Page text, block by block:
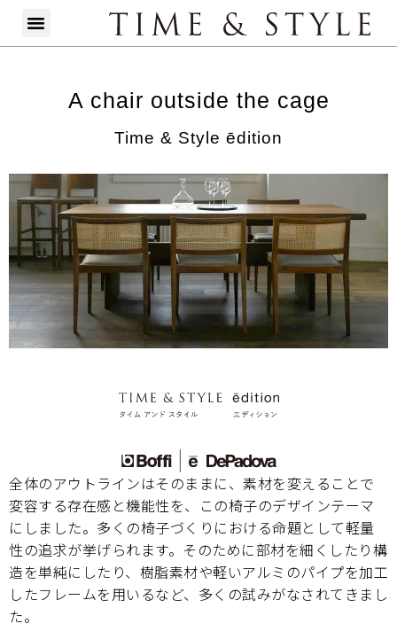
A chair outside the cage
Time & Style ēdition
全体のアウトラインはそのままに、素材を変えることで
変容する存在感と機能性を、この椅子のデザインテーマ
にしました。多くの椅子づくりにおける命題として軽量
性の追求が挙げられます。そのために部材を細くしたり構
造を単純にしたり、樹脂素材や軽いアルミのパイプを加工
したフレームを用いるなど、多くの試みがなされてきまし
た。